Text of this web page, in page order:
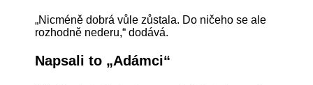
„Nicméně dobrá vůle zůstala. Do ničeho se ale
rozhodně nederu,“ dodává.
Napsali to „Adámci“